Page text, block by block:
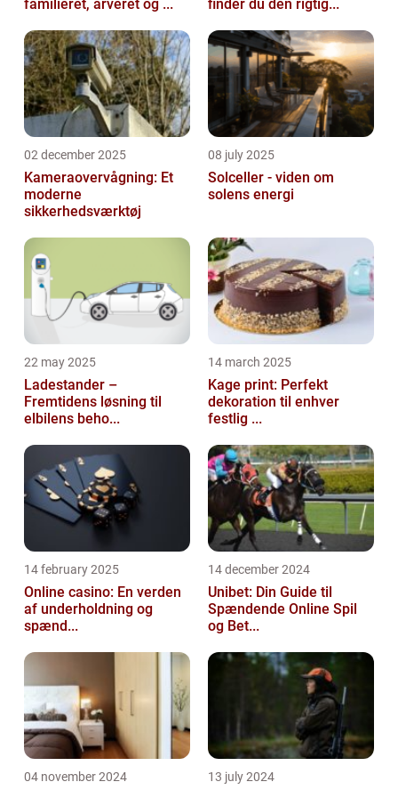
familieret, arveret og ...
finder du den rigtig...
02 december 2025
Kameraovervågning: Et
moderne
sikkerhedsværktøj
08 july 2025
Solceller - viden om
solens energi
22 may 2025
Ladestander –
Fremtidens løsning til
elbilens beho...
14 march 2025
Kage print: Perfekt
dekoration til enhver
festlig ...
14 february 2025
Online casino: En verden
af underholdning og
spænd...
14 december 2024
Unibet: Din Guide til
Spændende Online Spil
og Bet...
04 november 2024 13 july 2024